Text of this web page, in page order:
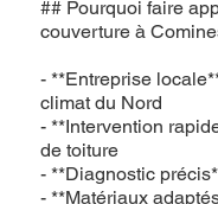
## Pourquoi faire
couverture à
- **Entreprise
climat du Nord
- **Intervention
de toiture
- **Diagnostic
- **Matériaux